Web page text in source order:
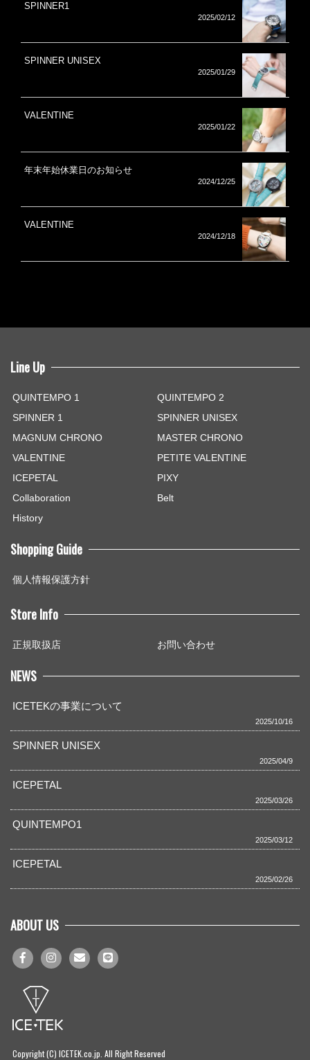
SPINNER1
2025/02/12
SPINNER UNISEX
2025/01/29
VALENTINE
2025/01/22
年末年始休業日のお知らせ
2024/12/25
VALENTINE
2024/12/18
Line Up
QUINTEMPO 1
QUINTEMPO 2
SPINNER 1
SPINNER UNISEX
MAGNUM CHRONO
MASTER CHRONO
VALENTINE
PETITE VALENTINE
ICEPETAL
PIXY
Collaboration
Belt
History
Shopping Guide
個人情報保護方針
Store Info
正規取扱店 お問い合わせ
NEWS
ICETEKの事業について
2025/10/16
SPINNER UNISEX
2025/04/9
ICEPETAL
2025/03/26
QUINTEMPO1
2025/03/12
ICEPETAL
2025/02/26
ABOUT US
Copyright (C) ICETEK.co.jp. All Right Reserved